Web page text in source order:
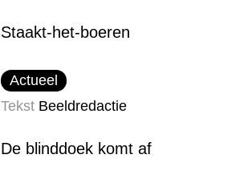
Staakt-het-boeren
Actueel
Tekst Beeldredactie
De blinddoek komt af